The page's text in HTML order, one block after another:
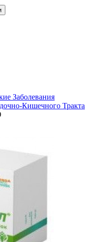
Заболевания
Кишечного Тракта